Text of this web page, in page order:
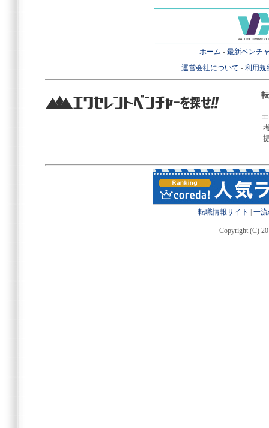
ホーム - 最新ベンチ
運営会社について - 利用規
転職情報サイト 一
Copyright (C)